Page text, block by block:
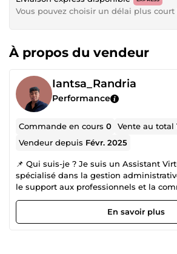
Vous pouvez choisir un délai plus
À propos du vendeur
Iantsa_Randria
Performance
Commande en cours0 Vente au total
Vendeur depuis Févr. 2025
📌 Qui suis-je ? Je suis un Assistant
spécialisé dans la gestion
le support aux professionnels et la
digitale. Mon objectif est de vous aider
productivité et votre visibilité en ligne. 🛠️
Gestion administrative (e-mails,
En savoir plus